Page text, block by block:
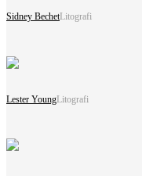
Sidney Bechet Litografi
Lester YoungLitografi